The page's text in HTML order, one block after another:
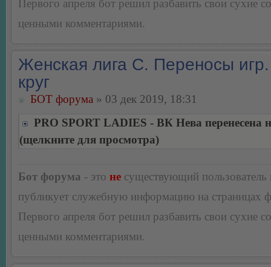
Первого апреля бот решил разбавить свои сухие
ценными комментариями.
Женская лига С. Переносы
круг
БОТ форума » 03 дек 2019, 18:31
PRO SPORT LADIES - ВК Нева перенесена
(щелкните для просмотра)
Бот форума - это не существующий пользователь
публикует служебную информацию на страницах
Первого апреля бот решил разбавить свои сухие
ценными комментариями.